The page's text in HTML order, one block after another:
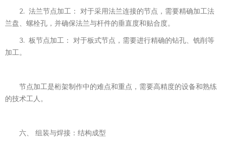
2. 法兰节点加工： 对于采用法兰连接的节点，需要精确加工法
兰盘、螺栓孔，并确保法兰与杆件的垂直度和贴合度。
3. 板节点加工： 对于板式节点，需要进行精确的钻孔、铣削等
加工。
节点加工是桁架制作中的难点和重点，需要高精度的设备和熟练
的技术工人。
六、 组装与焊接：结构成型